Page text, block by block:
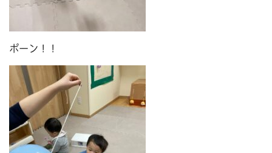
ポーン！！